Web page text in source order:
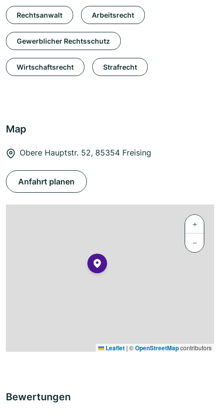
Rechtsanwalt Arbeitsrecht
Gewerblicher Rechtsschutz
Wirtschaftsrecht Strafrecht
Map
Obere Hauptstr. 52, 85354 Freising
Anfahrt planen
+
−
Leaflet | ©OpenStreetMapcontributors
Bewertungen